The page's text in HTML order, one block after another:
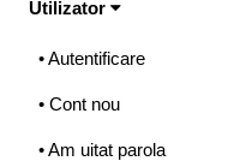
Utilizator
• Autentificare
• Cont nou
• Am uitat parola